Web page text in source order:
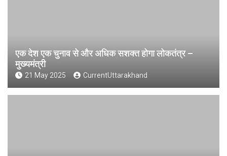
एक देश एक चुनाव से और अधिक सशक्त होगा लोकतंत्र –
मुख्यमंत्री
21 May 2025 CurrentUttarakhand